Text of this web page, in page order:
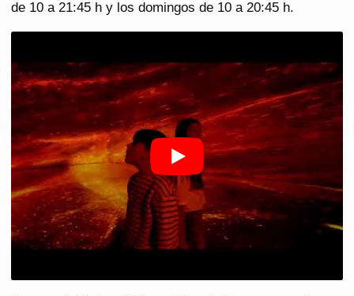
de 10 a 21:45 h y los domingos de 10 a 20:45 h​​.